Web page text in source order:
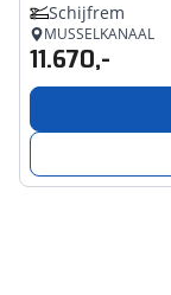
Schijfrem
MUSSELKANAAL
11.670,-